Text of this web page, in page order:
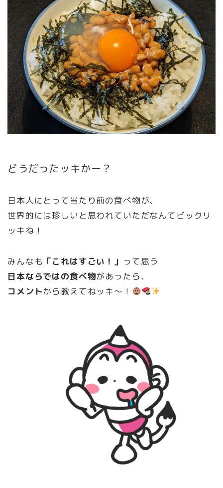
どうだったッキかー？
日本人にとって当たり前の食べ物が、
世界的には珍しいと思われていただなんてビックリ
ッキね！
みんなも 「これはすごい！」 って思う
日本ならではの食べ物があったら、
コメントから教えてねッキ～！